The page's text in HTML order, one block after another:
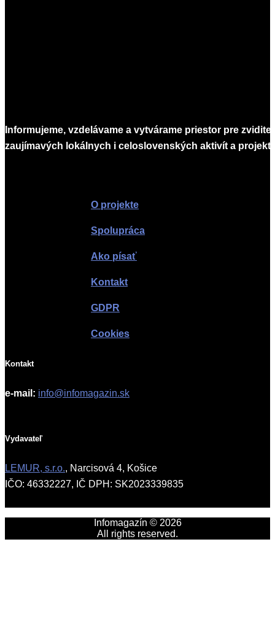
Informujeme, vzdelávame a vytvárame priestor pre
zaujímavých lokálnych i celoslovenských aktivít a
O projekte
Spolupráca
Ako písať
Kontakt
GDPR
Cookies
Kontakt
e-mail: info@infomagazin.sk
Vydavateľ
LEMUR, s.r.o., Narcisová 4, Košice
IČO: 46332227, IČ DPH: SK2023339835
Infomagazín © 2026
All rights reserved.